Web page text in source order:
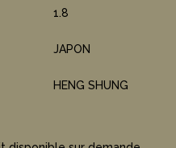
1.8
JAPON
HENG SHUNG